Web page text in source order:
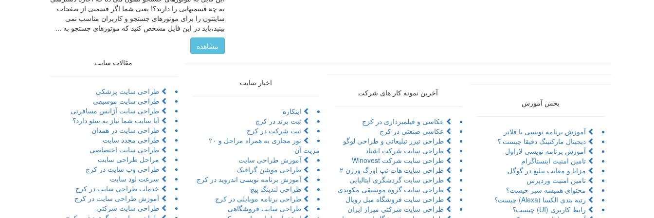
به چه قسمتهایی را دارند؟! یعنی شما اگر قسمتی از صفحات
سایتتون را برای موتورهای جستجو و کاربران مناسب نمی
بینید،باید در این فایل مشخص کنید که موتورهای جستجو به ...
مشاهده
مقالات سایت
طراحی سایت پزشکی
طراحی سایت موسیقی
طراحی سایت آژانس مسافرتی
آیا سایت شما نیاز به سئو دارد؟
طراحی سایت در همدان
طراحی مجدد سایت
طراحی سایت اختصاصی
مراحل طراحی سایت
طراحی وب سایت در کرج
سرعت لود سایت
خدمات طراحی سایت در کرج
آموزش طراحی سایت در کرج
طراحی سایت شرکتی
اخبار سایت
اینکاره
ثبت برند در کرج
ثبت شرکت در کرج
تور مجازی به همراه مراحل و ۲۰
مزیت آن
آموزش طراحی سایت
طراحی موشن گرافیک
آموزش برنامه نویسی اندروید در کرج
طراحی لندینگ پیج
طراحی برنامه موبایلی در کرج
طراحی سایت فروشگاهی
آخرین نمونه کار های شرکت
عکاسی و فیلمبرداری در کرج
عکاسی صنعتی در کرج
طراحی تیزر تبلیعاتی و طراحی لوگو
طراحی سایت شرکت اشتاد
طراحی سایت شرکت Winovest
طراحی سایت هات تپ اورگ ورژن ۲
طراحی سایت گردشگری ایتالیایی
طراحی سایت گروه موسیقی مکوندی
طراحی سایت فروشگاه مبل رویال
طراحی سایت شرکتی میراژ ایران
بخش آموزش
آموزش برنامه نویسی با فلاتر
دیجیتال مارکتینگ دقیقا چیست ؟
آموزش برنامه نویسی لاراول
تامین امنیت اینستاگرام
مزایا و معایب تبلیغ در گوگل
تامین امنیت وردپرس
محتوای همیشه سبز چیست؟
رتبه بندی الکسا (Alexa) چیست؟
رابط کاربری (UI) چیست؟